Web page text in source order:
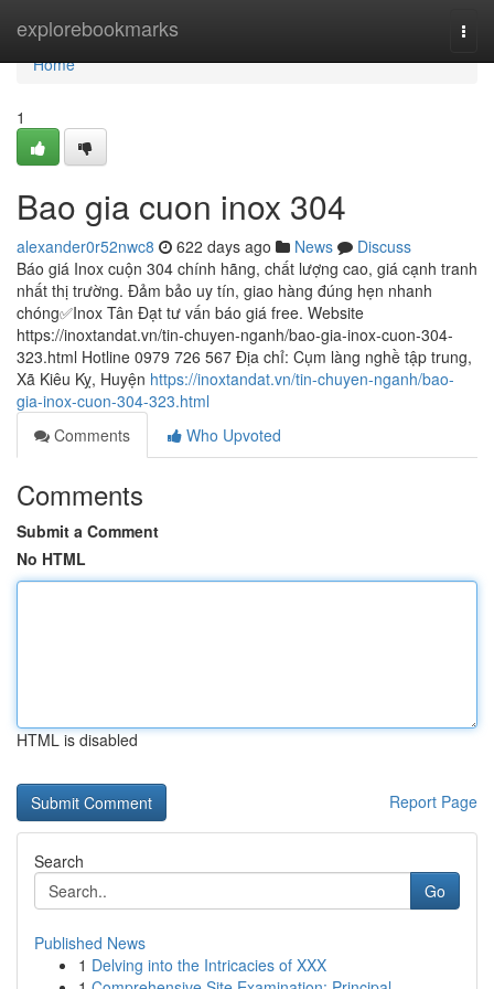
explorebookmarks
Home
Home
1
Bao gia cuon inox 304
alexander0r52nwc8 622 days ago News
Discuss
Báo giá Inox cuộn 304 chính hãng, chất lượng cao, giá cạnh tranh
nhất thị trường. Đảm bảo uy tín, giao hàng đúng hẹn nhanh
chóng✅Inox Tân Đạt tư vấn báo giá free. Website
https://inoxtandat.vn/tin-chuyen-nganh/bao-gia-inox-cuon-304-
323.html Hotline 0979 726 567 Địa chỉ: Cụm làng nghề tập trung,
Xã Kiêu Kỵ, Huyện https://inoxtandat.vn/tin-chuyen-nganh/bao-
gia-inox-cuon-304-323.html
Comments
Who Upvoted
Comments
Submit a Comment
No HTML
HTML is disabled
Report Page
Search
Go
Published News
1 Delving into the Intricacies of XXX